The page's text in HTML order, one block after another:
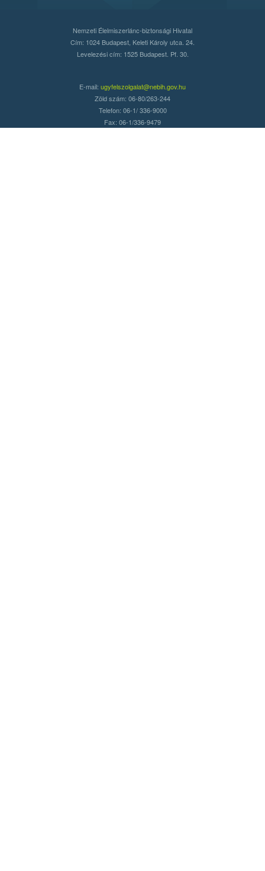
Nemzeti Élelmiszerlánc-biztonsági Hivatal
Cím: 1024 Budapest, Keleti Károly utca. 24.
Levelezési cím: 1525 Budapest. Pf. 30.
E-mail: ugyfelszolgalat@nebih.gov.hu
Zöld szám: 06-80/263-244
Telefon: 06-1/ 336-9000
Fax: 06-1/336-9479